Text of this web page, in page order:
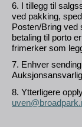
6. I tillegg til
ved pakking,
Posten/Bring ved
betaling til porto
frimerker som
7. Enhver
8. Ytterligere